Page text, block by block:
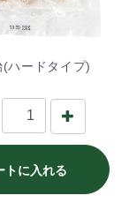
ハードタイプ)
トに入れる